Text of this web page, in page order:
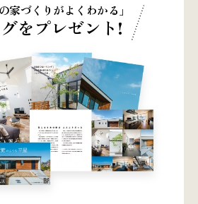
家づくりがよくわかる」
をプレゼント!